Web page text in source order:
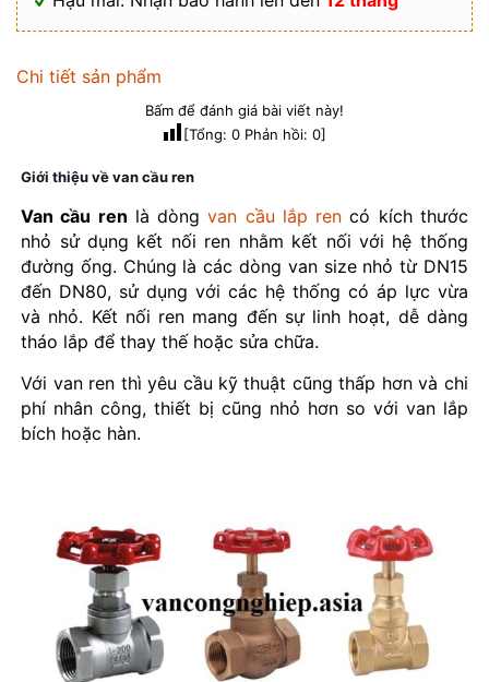
Chi tiết sản phẩm
Bấm để đánh giá bài viết này!
[Tổng:0 Phản hồi:0]
Giới thiệu về van cầu ren
Van cầu ren là dòngvan cầu lắp ren có kích thước
nhỏ sử dụng kết nối ren nhằm kết nối với hệ thống
đường ống. Chúng là các dòng van size nhỏ từ DN15
đến DN80, sử dụng với các hệ thống có áp lực vừa
và nhỏ. Kết nối ren mang đến sự linh hoạt, dễ dàng
tháo lắp để thay thế hoặc sửa chữa.
Với van ren thì yêu cầu kỹ thuật cũng thấp hơn và chi
phí nhân công, thiết bị cũng nhỏ hơn so với van lắp
bích hoặc hàn.